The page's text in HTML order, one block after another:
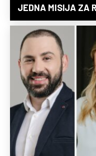
JEDNA MISIJA ZA